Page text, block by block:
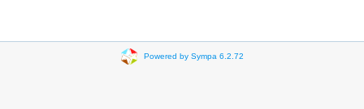
Powered by Sympa 6.2.72